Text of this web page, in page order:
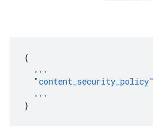
{
...
"content_security_policy"
...
}